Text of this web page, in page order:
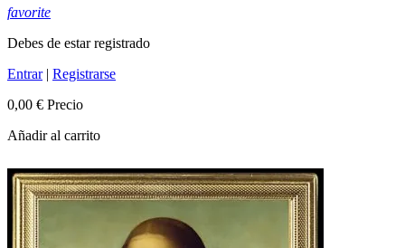
favorite
Debes de estar registrado
Entrar| Registrarse
0,00 € Precio
Añadir al carrito